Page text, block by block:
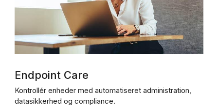
Endpoint Care
Kontrollér enheder med automatiseret administration,
datasikkerhed og compliance.